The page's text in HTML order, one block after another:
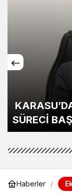
BAŞLADI
Haberler